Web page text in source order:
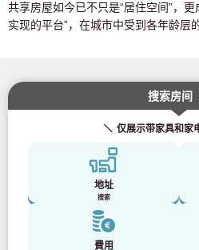
共享房屋如今已不只是“居住空间”，更
实现的平台”，在城市中受到各年龄层
搜索房间
仅展示带家具和家
地址
搜索
費用